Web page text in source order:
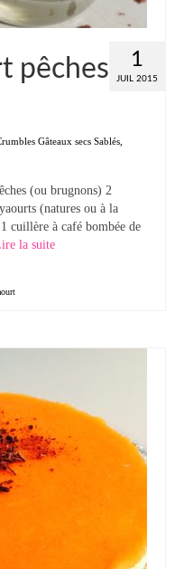
1
JUIL 2015
pêches
Gâteaux secs Sablés
(ou brugnons) 2
(natures ou à la
cuillère à café bombée de
la suite­­